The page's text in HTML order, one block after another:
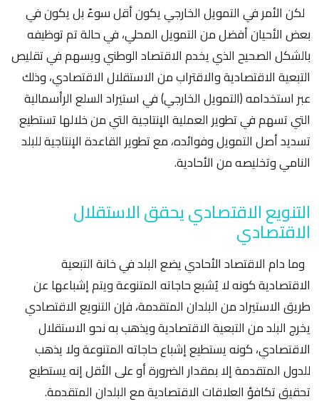
لكن الأمر في التمويل الخارجي يكون أقل سوءً بل يكون في
بعض الأحيان أفضل من التمويل المحلي، في حالة تم توظيفه
بالشكل الصحيح الذي يخدم الاقتصاد الوطني ويسهم في تقليص
التبعية الاقتصادية والاقتراب من الاستقلال الاقتصادي، وذلك
عبر استخدامه (التمويل الخارجي) في استيراد السلع الرأسمالية
التي تسهم في تطوير العملية الإنتاجية التي من خلالها تستطيع
تسديد أصل التمويل وفوائده، مع تطوير القاعدة الإنتاجية للبلد
النامي وتخليصه من الأحادية.
التنويع الاقتصادي يحقق الاستقلال
الاقتصادي
وما دام الاقتصاد الأحادي يضع البلد في خانة التبعية
الاقتصادية كونه لا يُشبع حاجاته المتنوعة ويتم إشباعها عن
طريق الاستيراد من البلدان المتقدمة، فإن التنويع الاقتصادي
يخرج البلد من التبعية الاقتصادية ويذهب به نحو الاستقلال
الاقتصادي، كونه يستطيع إشباع حاجاته المتنوعة ولا يذهب
للدول المتقدمة إلا بمقدار الضرورة أو على الأقل إنه يستطيع
تحقيق تكافؤ العلاقات الاقتصادية مع البلدان المتقدمة.